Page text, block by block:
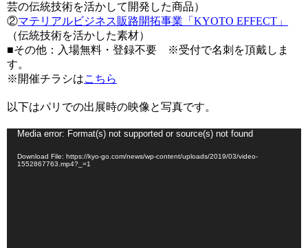
芸の伝統技術を活かして開発した商品）
②マテリアルビジネス販路開拓事業「KYOTO EFFECT」
（伝統技術を活かした素材）
■その他：入場無料・登録不要 ※受付で名刺を頂戴しま
す。
※開催チラシはこちら
以下はパリでの出展時の映像と写真です。
Media error: Format(s) not supported or source(s) not found
Download File: https://kyo-go.com/news/wp-content/uploads/2019/03/video-
1552867763.mp4?_=1